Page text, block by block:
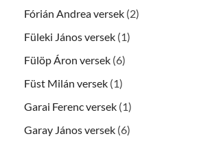
Fórián Andrea versek (2)
Füleki János versek (1)
Fülöp Áron versek (6)
Füst Milán versek (1)
Garai Ferenc versek (1)
Garay János versek (6)